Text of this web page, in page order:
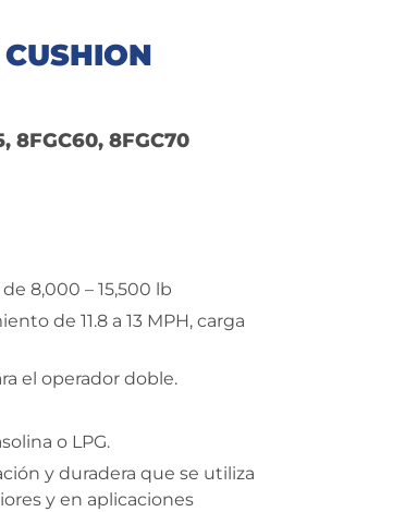
8FGC60, 8FGC70
8,000 – 15,500 lb
de 11.8 a 13 MPH, carga
el operador doble.
o LPG.
y duradera que se utiliza
y en aplicaciones